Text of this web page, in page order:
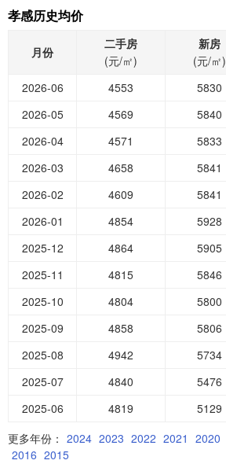
孝感历史均价
月份
二手房
(元/㎡)
新房
(元/㎡)
2026-06
4553
5830
2026-05
4569
5840
2026-04
4571
5833
2026-03
4658
5841
2026-02
4609
5841
2026-01
4854
5928
2025-12
4864
5905
2025-11
4815
5846
2025-10
4804
5800
2025-09
4858
5806
2025-08
4942
5734
2025-07
4840
5476
2025-06
4819
5129
更多年份： 2024 2023 2022 2021 2020
2016 2015